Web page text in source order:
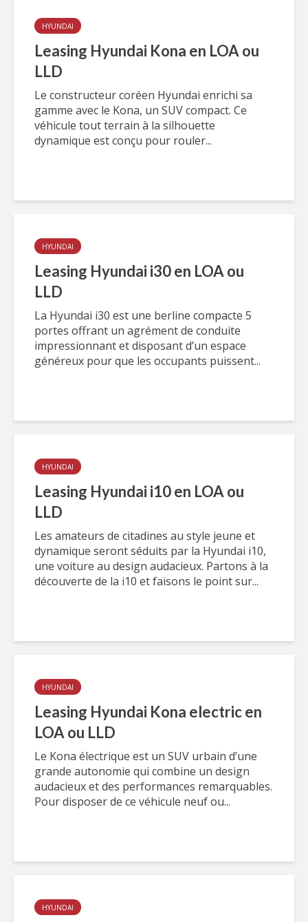
HYUNDAI
Leasing Hyundai Kona en LOA ou
LLD
Le constructeur coréen Hyundai enrichi sa
gamme avec le Kona, un SUV compact. Ce
véhicule tout terrain à la silhouette
dynamique est conçu pour rouler...
HYUNDAI
Leasing Hyundai i30 en LOA ou
LLD
La Hyundai i30 est une berline compacte 5
portes offrant un agrément de conduite
impressionnant et disposant d’un espace
généreux pour que les occupants puissent...
HYUNDAI
Leasing Hyundai i10 en LOA ou
LLD
Les amateurs de citadines au style jeune et
dynamique seront séduits par la Hyundai i10,
une voiture au design audacieux. Partons à la
découverte de la i10 et faisons le point sur...
HYUNDAI
Leasing Hyundai Kona electric en
LOA ou LLD
Le Kona électrique est un SUV urbain d’une
grande autonomie qui combine un design
audacieux et des performances remarquables.
Pour disposer de ce véhicule neuf ou...
HYUNDAI